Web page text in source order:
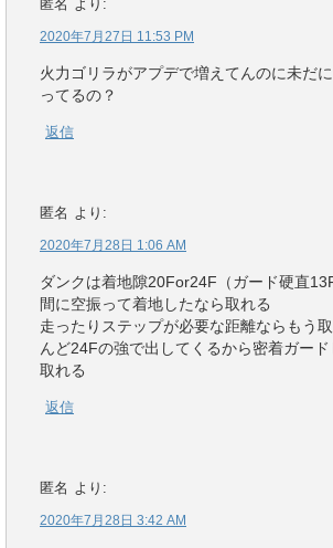
匿名 より:
2020年7月27日 11:53 PM
火力ゴリラがアプデで増えてんのに未だ
ってるの？
返信
匿名 より:
2020年7月28日 1:06 AM
ダンクは着地隙20For24F（ガード硬直
間に空振って着地したなら取れる
走ったりステップが必要な距離ならもう
んど24Fの強で出してくるから密着ガー
取れる
返信
匿名 より:
2020年7月28日 3:42 AM